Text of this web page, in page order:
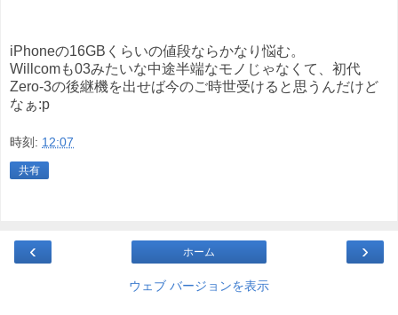
iPhoneの16GBくらいの値段ならかなり悩む。
Willcomも03みたいな中途半端なモノじゃなくて、初代
Zero-3の後継機を出せば今のご時世受けると思うんだけど
なぁ:p
時刻: 12:07
共有
‹ ›
ホーム
ウェブ バージョンを表示